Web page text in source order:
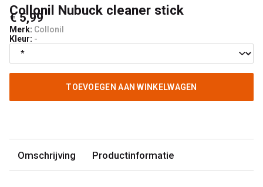
Collonil Nubuck cleaner stick
€ 5,99
Merk: Collonil
Kleur: -
TOEVOEGEN AAN WINKELWAGEN
Omschrijving Productinformatie